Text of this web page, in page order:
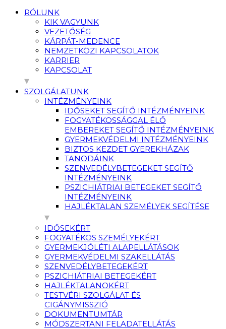
RÓLUNK
KIK VAGYUNK
VEZETŐSÉG
KÁRPÁT-MEDENCE
NEMZETKÖZI KAPCSOLATOK
KARRIER
KAPCSOLAT
SZOLGÁLATUNK
INTÉZMÉNYEINK
IDŐSEKET SEGÍTŐ INTÉZMÉNYEINK
FOGYATÉKOSSÁGGAL ÉLŐ
EMBEREKET SEGÍTŐ INTÉZMÉNYEINK
GYERMEKVÉDELMI INTÉZMÉNYEINK
BIZTOS KEZDET GYEREKHÁZAK
TANODÁINK
SZENVEDÉLYBETEGEKET SEGÍTŐ
INTÉZMÉNYEINK
PSZICHIÁTRIAI BETEGEKET SEGÍTŐ
INTÉZMÉNYEINK
HAJLÉKTALAN SZEMÉLYEK SEGÍTÉSE
IDŐSEKÉRT
FOGYATÉKOS SZEMÉLYEKÉRT
GYERMEKJÓLÉTI ALAPELLÁTÁSOK
GYERMEKVÉDELMI SZAKELLÁTÁS
SZENVEDÉLYBETEGEKÉRT
PSZICHIÁTRIAI BETEGEKÉRT
HAJLÉKTALANOKÉRT
TESTVÉRI SZOLGÁLAT ÉS
CIGÁNYMISSZIÓ
DOKUMENTUMTÁR
MÓDSZERTANI FELADATELLÁTÁS